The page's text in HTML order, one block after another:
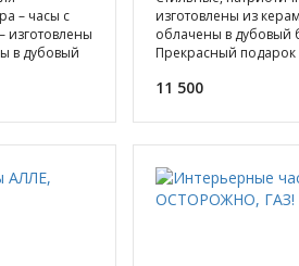
– часы с
изготовлены
в дубовый
изготовлены из
облачены в дубовый
Прекрасный подарок
Яркие,
11 500